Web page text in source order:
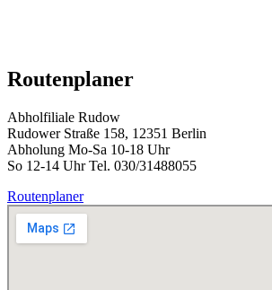
Routenplaner
Abholfiliale Rudow
Rudower Straße 158, 12351 Berlin
Abholung Mo-Sa 10-18 Uhr
So 12-14 Uhr Tel. 030/31488055
Routenplaner